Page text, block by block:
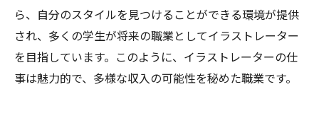
ら、自分のスタイルを見つけることができる環境が提供
され、多くの学生が将来の職業としてイラストレーター
を目指しています。このように、イラストレーターの仕
事は魅力的で、多様な収入の可能性を秘めた職業です。